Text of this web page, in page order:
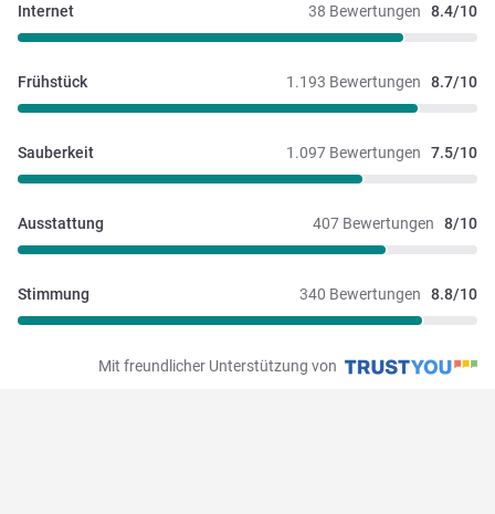
38 Bewertungen 8.4/10
Internet
1.193 Bewertungen 8.7/10
Frühstück
1.097 Bewertungen 7.5/10
Sauberkeit
407 Bewertungen 8/10
Ausstattung
340 Bewertungen 8.8/10
Stimmung
Mit freundlicher Unterstützung von